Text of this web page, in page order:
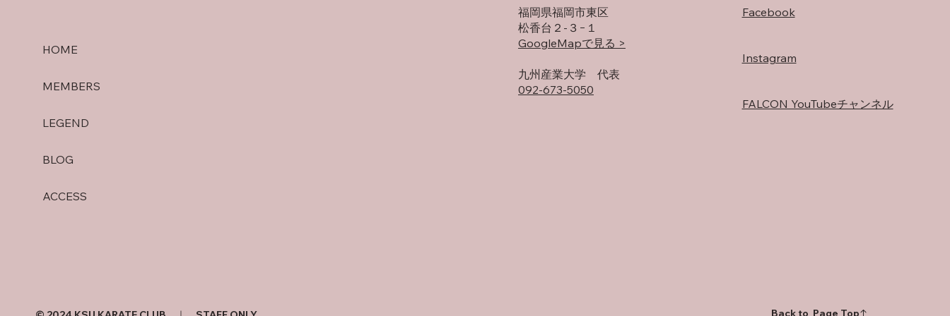
HOME
MEMBERS
LEGEND
BLOG
ACCESS
福岡県福岡市東区
松香台２-３−１
GoogleMapで見る >
​九州産業大学 代表
092-673-5050
Facebook
Instagram
FALCON YouTubeチャンネル
Back to Page Top↑